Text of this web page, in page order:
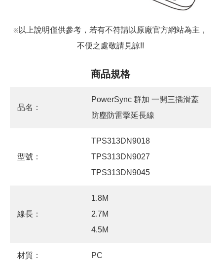
※ 以上說明僅供參考，若有不符請以原廠官方網站為主，
不便之處敬請見諒!!
商品規格
品名：
PowerSync 群加 一開三插滑蓋
防塵防雷擊延長線
型號：
TPS313DN9018
TPS313DN9027
TPS313DN9045
線長：
1.8M
2.7M
4.5M
材質： PC